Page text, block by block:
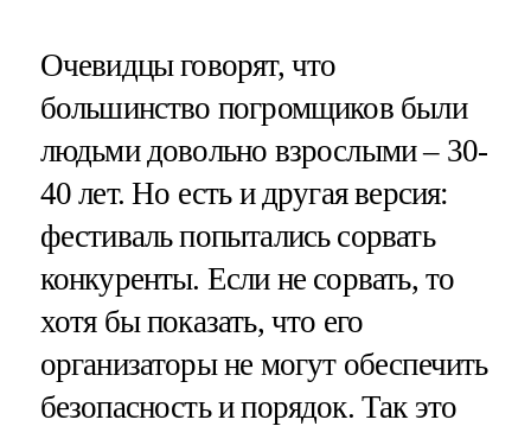
Очевидцы говорят, что
большинство погромщиков были
людьми довольно взрослыми – 30-
40 лет. Но есть и другая версия:
фестиваль попытались сорвать
конкуренты. Если не сорвать, то
хотя бы показать, что его
организаторы не могут обеспечить
безопасность и порядок. Так это